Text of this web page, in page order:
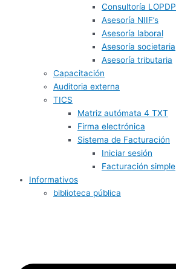
Consultoría LOPDP
Asesoría NIIF’s
Asesoría laboral
Asesoría societaria
Asesoría tributaria
Capacitación
Auditoria externa
TICS
Matriz autómata 4 TXT
Firma electrónica
Sistema de Facturación
Iniciar sesión
Facturación simple
Informativos
biblioteca pública